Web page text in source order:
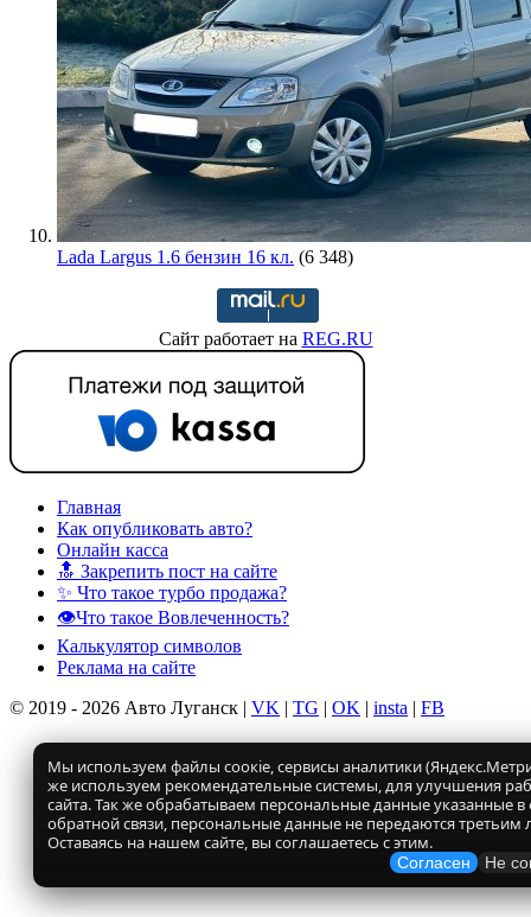
Lada Largus 1.6 бензин 16 кл. (6 348)
Сайт работает на REG.RU
Главная
Как опубликовать авто?
Онлайн касса
🔝 Закрепить пост на сайте
✨ Что такое турбо продажа?
👁️Что такое Вовлеченность?
Калькулятор символов
Реклама на сайте
© 2019 - 2026 Авто Луганск | VK | TG | OK | insta | FB
Мы используем файлы соокіе, сервисы аналитики
же используем рекомендательные системы, для улучшения
сайта. Так же обрабатываем персональные данные указанные
обратной связи, персональные данные не передаются третьим
Оставаясь на нашем сайте, вы соглашаетесь с этим.
Согласен Не